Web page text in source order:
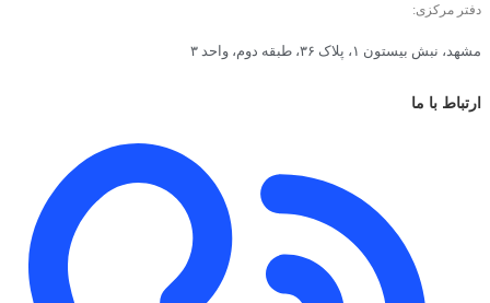
دفتر مرکزی:
مشهد، نبش بیستون ۱، پلاک ۳۶، طبقه دوم، واحد ۳
ارتباط با ما